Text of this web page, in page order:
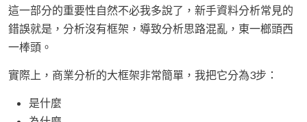
這一部分的重要性自然不必我多說了，新手資料分析常見的
錯誤就是，分析沒有框架，導致分析思路混亂，東一榔頭西
一棒頭。
實際上，商業分析的大框架非常簡單，我把它分為3步：
是什麼